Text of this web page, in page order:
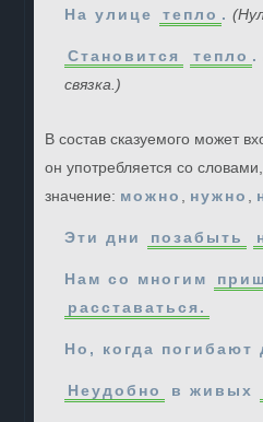
На улице тепло .
Становится тепло .
связка.)
В состав сказуемого может
он употребляется со
значение: можно нужно
Эти дни позабыть
Нам со многим
расставаться.
Но, когда погибают
Неудобно в живых